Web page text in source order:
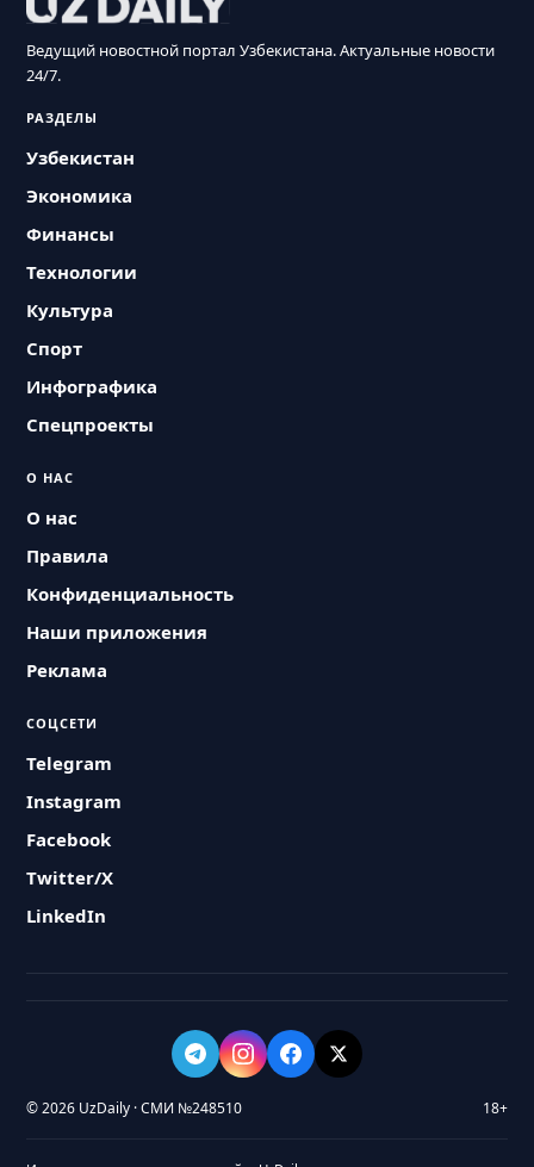
Ведущий новостной портал Узбекистана. Актуальные новости
24/7.
РАЗДЕЛЫ
Узбекистан
Экономика
Финансы
Технологии
Культура
Спорт
Инфографика
Спецпроекты
О НАС
О нас
Правила
Конфиденциальность
Наши приложения
Реклама
СОЦСЕТИ
Telegram
Instagram
Facebook
Twitter/X
LinkedIn
© 2026 UzDaily · СМИ №248510 18+